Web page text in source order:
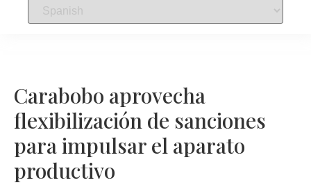
Carabobo aprovecha
flexibilización de sanciones
para impulsar el aparato
productivo